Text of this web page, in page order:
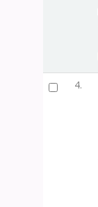
4.